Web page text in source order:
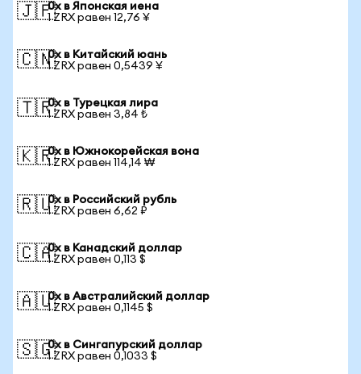
🇯🇵0x в Японская иена
1 ZRX равен 12,76 ¥
🇨🇳0x в Китайский юань
1 ZRX равен 0,5439 ¥
🇹🇷0x в Турецкая лира
1 ZRX равен 3,84 ₺
🇰🇷0x в Южнокорейская вона
1 ZRX равен 114,14 ₩
🇷🇺0x в Российский рубль
1 ZRX равен 6,62 ₽
🇨🇦0x в Канадский доллар
1 ZRX равен 0,113 $
🇦🇺0x в Австралийский доллар
1 ZRX равен 0,1145 $
🇸🇬0x в Сингапурский доллар
1 ZRX равен 0,1033 $